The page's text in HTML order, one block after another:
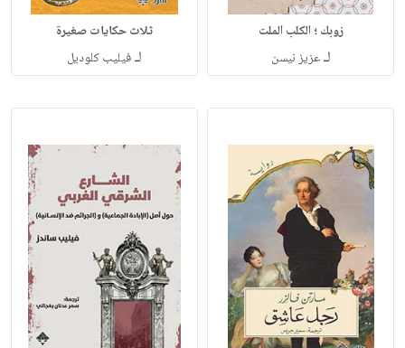
زوبك ؛ الكلب الملت
لـعزيز نيسن
ثلاث حكايات صغيرة
لـفيليب كلوديل